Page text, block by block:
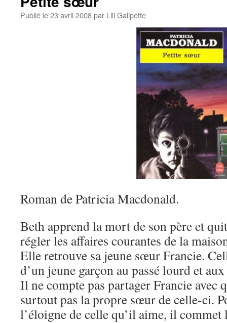
Publié le23 avril 2008par Lili Galipette
Roman de Patricia Macdonald.
Beth apprend la mort de son père et
régler les affaires courantes de la
Elle retrouve sa jeune sœur Francie.
d’un jeune garçon au passé lourd et
Il ne compte pas partager Francie avec
surtout pas la propre sœur de celle-ci.
l’éloigne de celle qu’il aime, il commet